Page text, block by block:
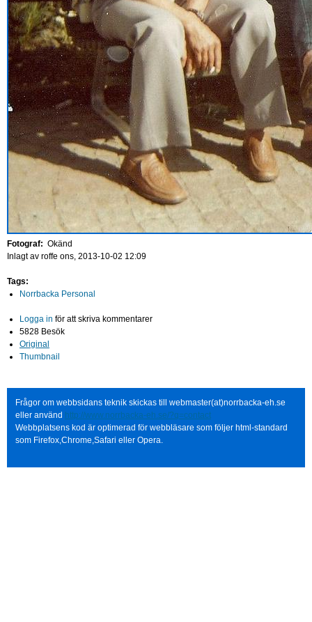
Fotograf: Okänd
Inlagt av roffe ons, 2013-10-02 12:09
Tags:
Norrbacka Personal
Logga in för att skriva kommentarer
5828 Besök
Original
Thumbnail
Frågor om webbsidans teknik skickas till webmaster(at)norrbacka-eh.se
eller använd http://www.norrbacka-eh.se/?q=contact
Webbplatsens kod är optimerad för webbläsare som följer html-standard
som Firefox,Chrome,Safari eller Opera.